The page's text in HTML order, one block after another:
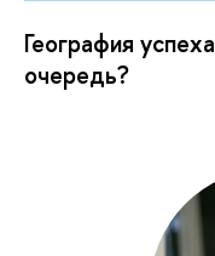
География
очередь?